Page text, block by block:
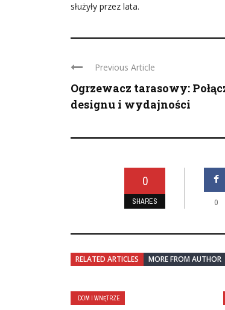
służyły przez lata.
Previous Article
Ogrzewacz tarasowy:
designu i wydajności
0
SHARES 0
RELATED ARTICLES MORE FROM AUTHOR
DOM I WNĘTRZE